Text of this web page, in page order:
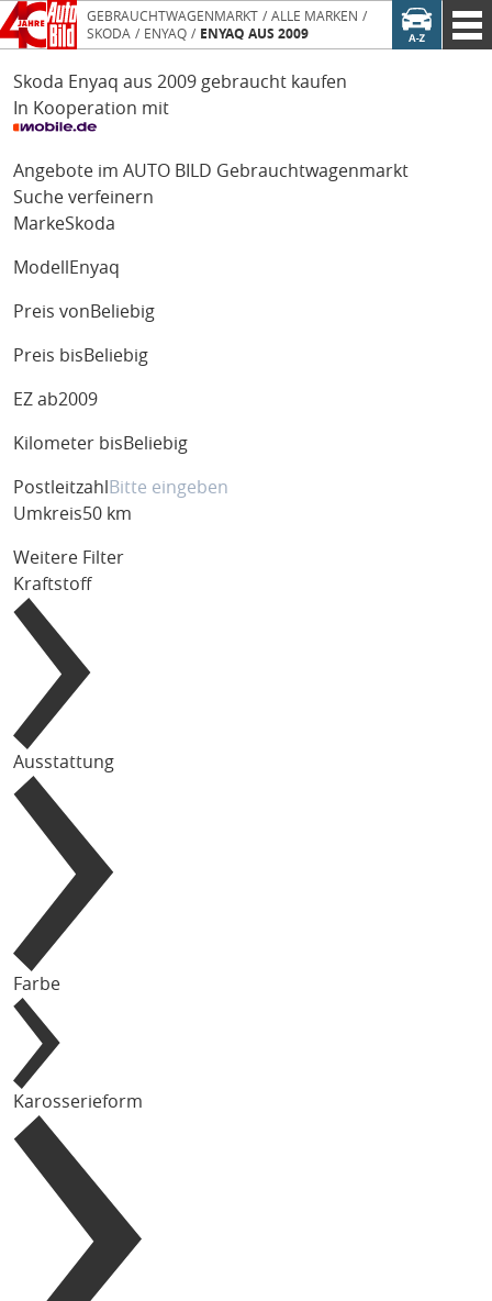
GEBRAUCHTWAGENMARKT
ALLE MARKEN
SKODA
ENYAQ ENYAQ AUS 2009
Skoda Enyaq aus 2009 gebraucht kaufen
In Kooperation mit
Angebote im AUTO BILD Gebrauchtwagenmarkt
Suche verfeinern
MarkeSkoda
Modell Enyaq
Preis von Beliebig
Preis bis Beliebig
EZ ab2009
Kilometer bis Beliebig
Postleitzahl
Umkreis50 km
Weitere Filter
Kraftstoff
Ausstattung
Farbe
Karosserieform